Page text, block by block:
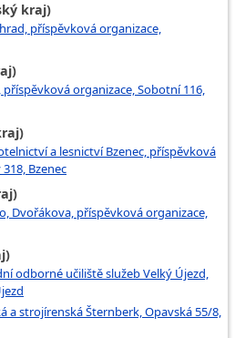
kraj)
příspěvková organizace,
organizace, Sobotní 116,
a lesnictví Bzenec, příspěvková
Bzenec
Dvořákova, příspěvková organizace,
odborné učiliště služeb Velký Újezd,
a strojírenská Šternberk, Opavská 55/8,